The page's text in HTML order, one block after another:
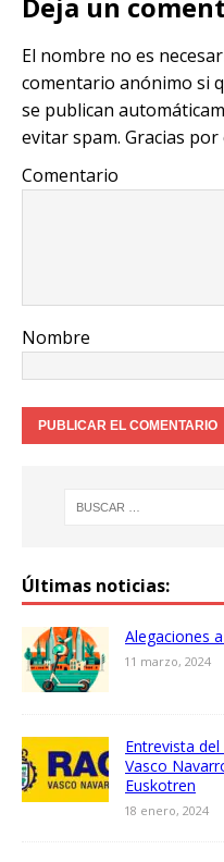
Li
n
k
r b
o
o
k
El nombre no es
comentario anónimo si
se publican
evitar spam. Gracias
Comentario
Nombre
Últimas noticias:
Alegaciones
11 marzo, 2024
Entrevista del
Vasco
Euskotren
18 enero, 2024